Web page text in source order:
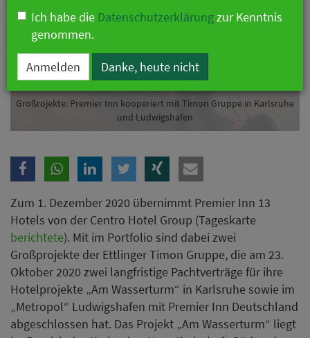
Großrojekte: Premier Inn kooperiert mit Timon Gruppe in Karlsruhe
und Ludwigshafen
Zum 1. Dezember 2020 übernimmt Premier Inn 13
Hotels von der Centro Hotel Group (Tageskarte
berichtete). Mit im Portfolio sind dabei zwei
Großprojekte der Ettlinger Timon Gruppe, die am 23.
Oktober 2020 zwei langfristige Pachtverträge für ihre
Hotelprojekte „Am Wasserturm“ in Karlsruhe sowie im
„Metropol“ Ludwigshafen mit Premier Inn Deutschland
abgeschlossen hat. Das Projekt „Am Wasserturm“ liegt
Ich habe die Datenschutzerklärungzur Kenntnis
genommen.
Anmelden Danke, heute nicht